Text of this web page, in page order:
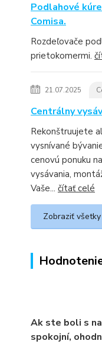
Podlahové
Comisa.
Rozdeľovače
prietokomermi.
21.07.2025
Centrálny
Rekonštruujete
vysnívané
cenovú ponuku
vysávania,
Vaše... čítať celé
Zobraziť
Ak ste boli s
spokojní,